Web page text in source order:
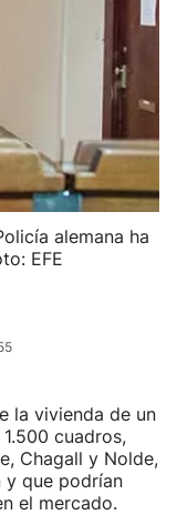
alemana ha
EFE
la vivienda de un
cuadros,
Chagall y Nolde,
y que podrían
el mercado.